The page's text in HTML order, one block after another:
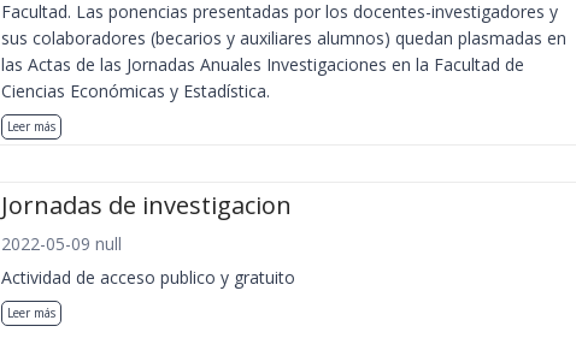
Facultad. Las ponencias presentadas por los docentes-investigadores y
sus colaboradores (becarios y auxiliares alumnos) quedan plasmadas en
las Actas de las Jornadas Anuales Investigaciones en la Facultad de
Ciencias Económicas y Estadística.
Leer más
Jornadas de investigacion
2022-05-09 null
Actividad de acceso publico y gratuito
Leer más